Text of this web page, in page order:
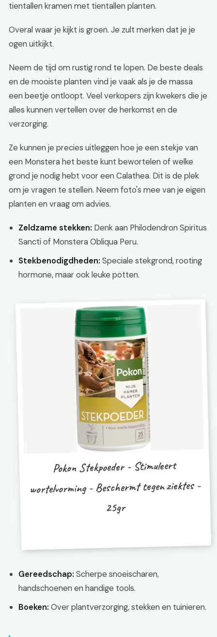
tientallen kramen met tientallen planten.
Overal waar je kijkt is groen. Je zult merken dat je je
ogen uitkijkt.
Neem de tijd om rustig rond te lopen. De beste deals
en de mooiste planten vind je vaak als je de massa
een beetje ontloopt. Veel verkopers zijn kwekers die je
alles kunnen vertellen over de herkomst en de
verzorging.
Ze kunnen je precies uitleggen hoe je een stekje van
een Monstera het beste kunt bewortelen of welke
grond je nodig hebt voor een Calathea. Dit is de plek
om je vragen te stellen. Neem foto's mee van je eigen
planten en vraag om advies.
Zeldzame stekken: Denk aan Philodendron Spiritus
Sancti of Monstera Obliqua Peru.
Stekbenodigdheden: Speciale stekgrond, rooting
hormone, maar ook leuke potten.
Pokon Stekpoeder - Stimuleert
wortelvorming - Beschermt tegen ziektes -
25gr
Gereedschap: Scherpe snoeischaren,
handschoenen en handige tools.
Boeken: Over plantverzorging, stekken en tuinieren.